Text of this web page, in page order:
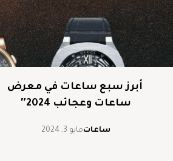
أبرز سبع ساعات في معرض
ساعات وعجائب 2024″
ساعاتمايو 3, 2024